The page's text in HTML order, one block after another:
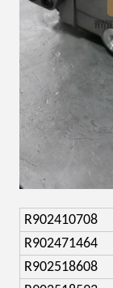
R902410708
R902471464
R902518608